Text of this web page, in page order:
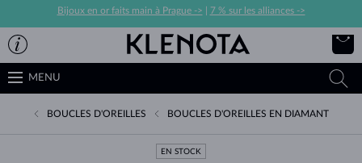
Bijoux en or faits main à Prague -> 7 % sur les alliances ->
MENU
BOUCLES D'OREILLES BOUCLES D'OREILLES EN DIAMANT
EN STOCK